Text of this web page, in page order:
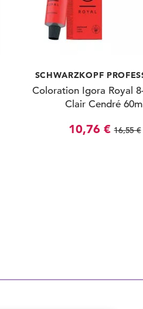
SCHWARZKOPF
Coloration Igora Royal
Clair Cendré
10,76 € 16,55 €